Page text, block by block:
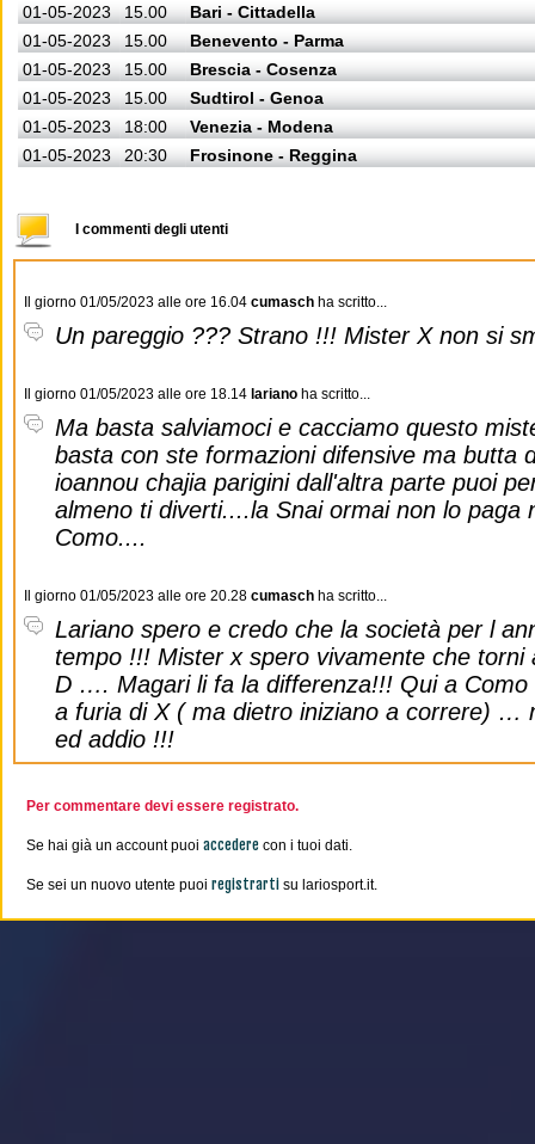
01-05-2023 15.00
Bari - Cittadella
01-05-2023
15.00
Benevento - Parma
01-05-2023
15.00
Brescia - Cosenza
01-05-2023
15.00
Sudtirol - Genoa
01-05-2023
18:00
Venezia - Modena
01-05-2023
20:30 Frosinone - Reggina
I commenti degli utenti
Il giorno 01/05/2023 alle ore 16.04 cumasch ha scritto...
Un pareggio ??? Strano !!! Mister X non si
Il giorno 01/05/2023 alle ore 18.14 lariano ha scritto...
Ma basta salviamoci e cacciamo questo
basta con ste formazioni difensive ma butta
ioannou chajia parigini dall'altra parte puoi
almeno ti diverti....la Snai ormai non lo paga
Como....
Il giorno 01/05/2023 alle ore 20.28 cumasch ha scritto...
Lariano spero e credo che la società per l
tempo !!! Mister x spero vivamente che torni
D …. Magari li fa la differenza!!! Qui a Como
a furia di X ( ma dietro iniziano a correre) …
ed addio !!!
Per commentare devi essere registrato.
Se hai già un account puoi accedere con i tuoi dati.
Se sei un nuovo utente puoi registrarti su lariosport.it.